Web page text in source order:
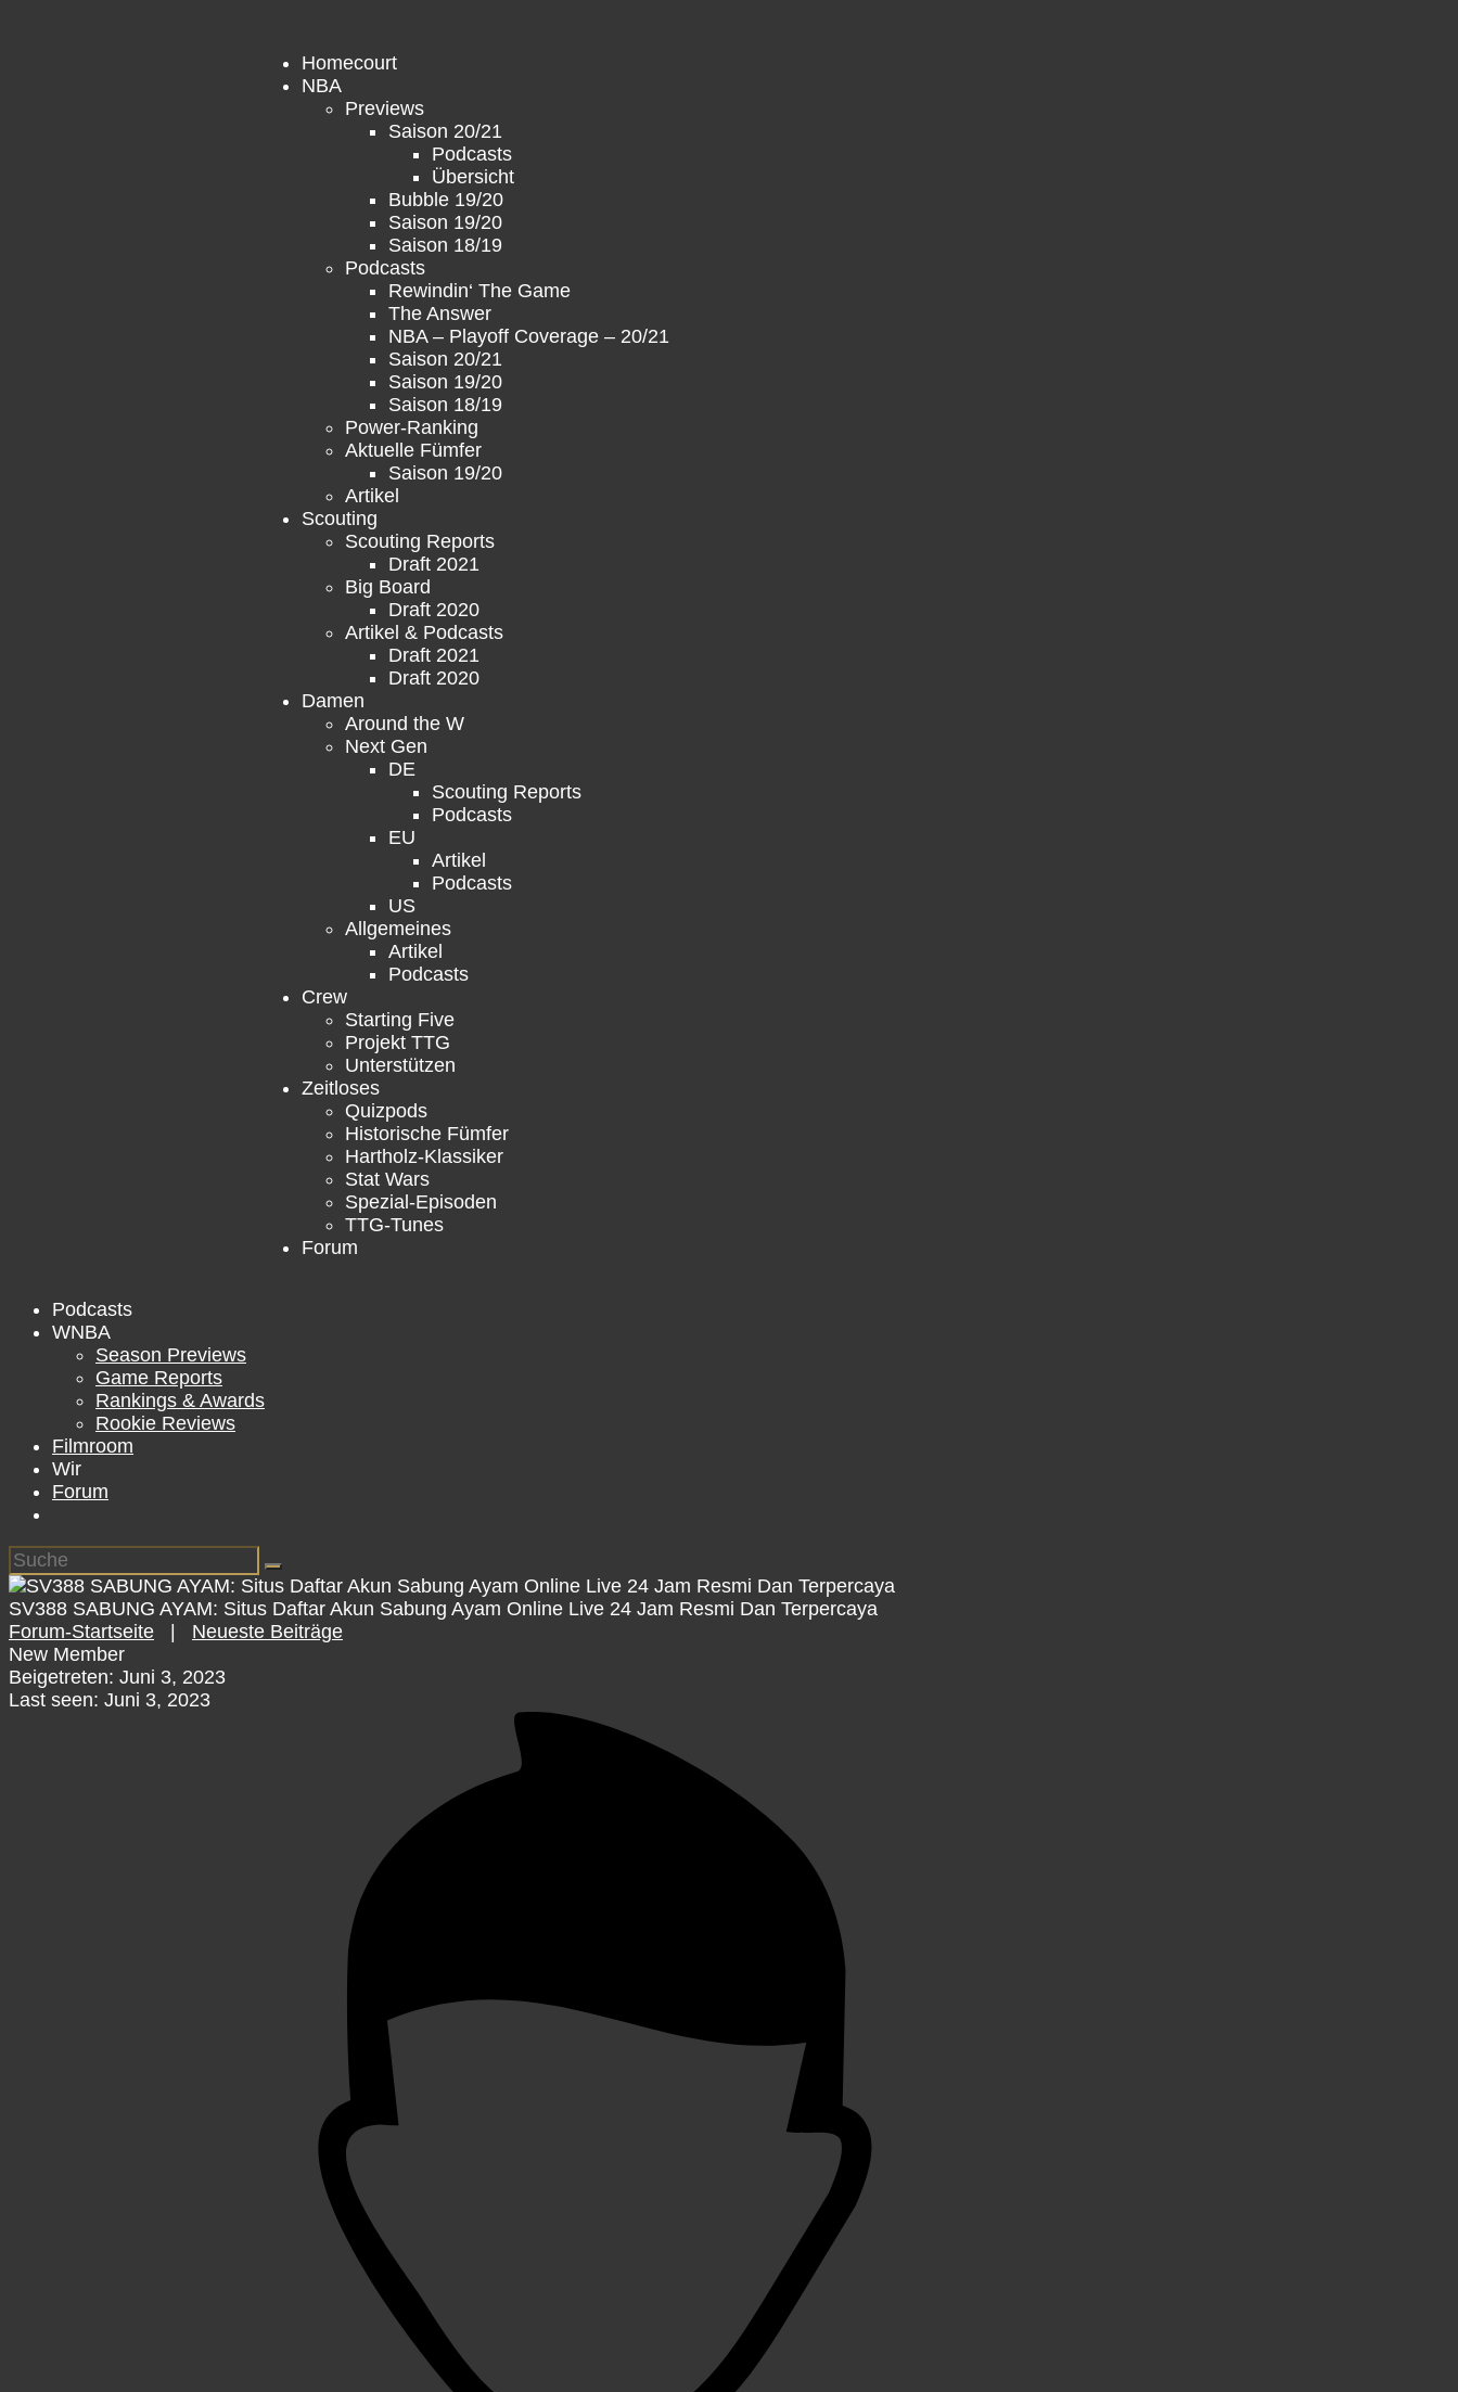
Homecourt
NBA
Previews
Saison 20/21
Podcasts
Übersicht
Bubble 19/20
Saison 19/20
Saison 18/19
Podcasts
Rewindin‘ The Game
The Answer
NBA – Playoff Coverage – 20/21
Saison 20/21
Saison 19/20
Saison 18/19
Power-Ranking
Aktuelle Fümfer
Saison 19/20
Artikel
Scouting
Scouting Reports
Draft 2021
Big Board
Draft 2020
Artikel & Podcasts
Draft 2021
Draft 2020
Damen
Around the W
Next Gen
DE
Scouting Reports
Podcasts
EU
Artikel
Podcasts
US
Allgemeines
Artikel
Podcasts
Crew
Starting Five
Projekt TTG
Unterstützen
Zeitloses
Quizpods
Historische Fümfer
Hartholz-Klassiker
Stat Wars
Spezial-Episoden
TTG-Tunes
Forum
Podcasts
WNBA
Season Previews
Game Reports
Rankings & Awards
Rookie Reviews
Filmroom
Wir
Forum
SV388 SABUNG AYAM: Situs Daftar Akun Sabung Ayam Online Live 24 Jam Resmi Dan Terpercaya
Forum-Startseite
Neueste Beiträge
New Member
Beigetreten: Juni 3, 2023
Last seen: Juni 3, 2023